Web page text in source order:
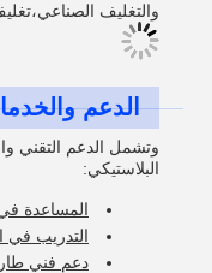
والتغليف
الدعم
وتشمل الدعم التقني
البلاستيكي:
المساعدة في
التدريب في
دعم فني